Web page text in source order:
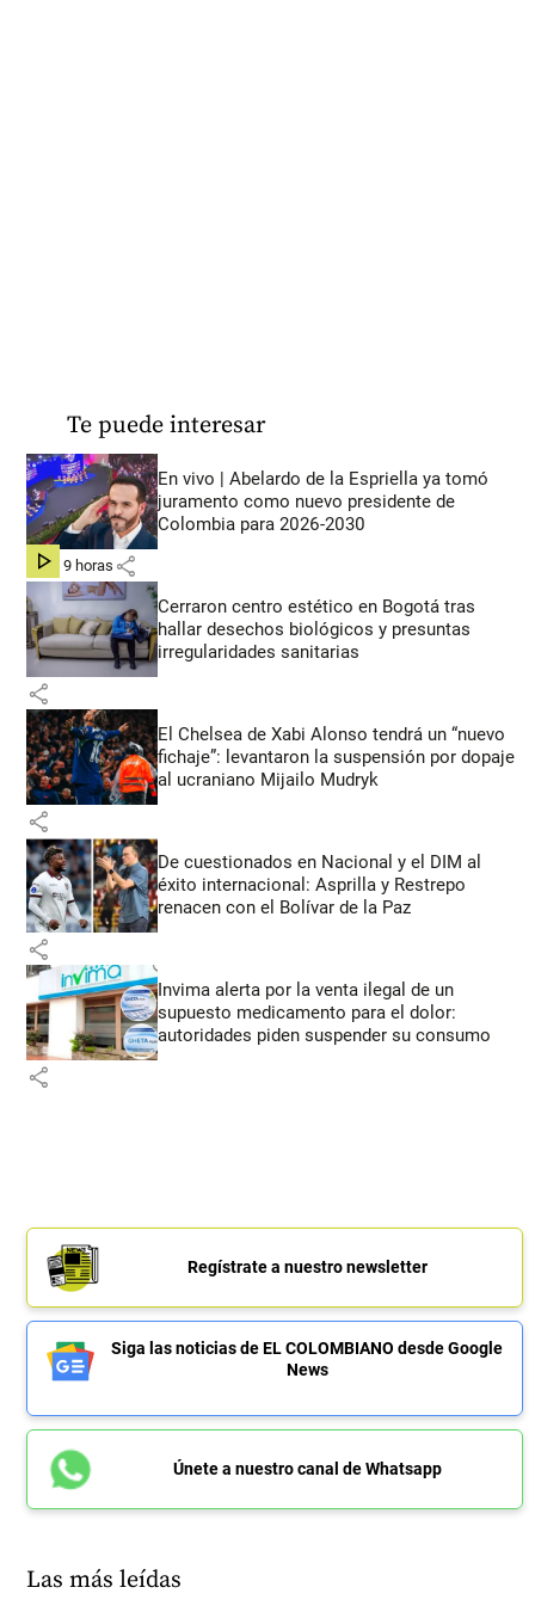
Te puede interesar
En vivo | Abelardo de la Espriella ya tomó
juramento como nuevo presidente de
Colombia para 2026-2030
hace 9 horas share
Cerraron centro estético en Bogotá tras
hallar desechos biológicos y presuntas
irregularidades sanitarias
share
El Chelsea de Xabi Alonso tendrá un “nuevo
fichaje”: levantaron la suspensión por dopaje
al ucraniano Mijailo Mudryk
share
De cuestionados en Nacional y el DIM al
éxito internacional: Asprilla y Restrepo
renacen con el Bolívar de la Paz
share
Invima alerta por la venta ilegal de un
supuesto medicamento para el dolor:
autoridades piden suspender su consumo
share
Regístrate a nuestro newsletter
Siga las noticias de EL COLOMBIANO desde Google
News
Únete a nuestro canal de Whatsapp
Las más leídas